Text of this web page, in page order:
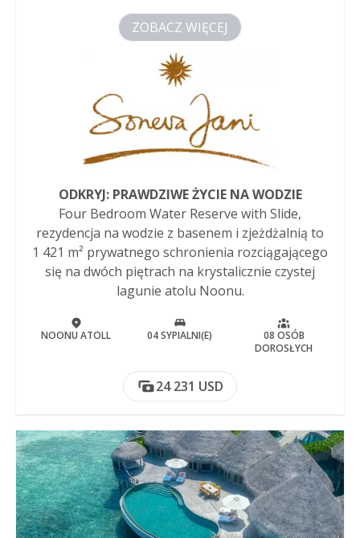
ZOBACZ WIĘCEJ
ODKRYJ: PRAWDZIWE ŻYCIE NA WODZIE
Four Bedroom Water Reserve with Slide,
rezydencja na wodzie z basenem i zjeżdżalnią to
1 421 m² prywatnego schronienia rozciągającego
się na dwóch piętrach na krystalicznie czystej
lagunie atolu Noonu.
NOONU ATOLL 04 SYPIALNI(E)
08 OSÓB
DOROSŁYCH
24 231 USD